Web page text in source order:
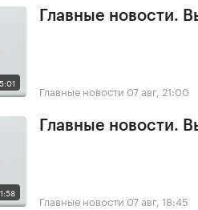
5:01
Главные новости.
Главные новости 07 авг, 21:00
Главные новости.
Главные новости 07 авг, 18:45